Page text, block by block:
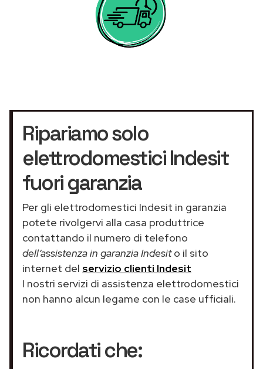
Ripariamo solo
elettrodomestici Indesit
fuori garanzia
Per gli elettrodomestici Indesit in garanzia
potete rivolgervi alla casa produttrice
contattando il numero di telefono
dell’assistenza in garanzia Indesito il sito
internet del servizio clienti Indesit
I nostri servizi di assistenza elettrodomestici
non hanno alcun legame con le case ufficiali.
Ricordati che: